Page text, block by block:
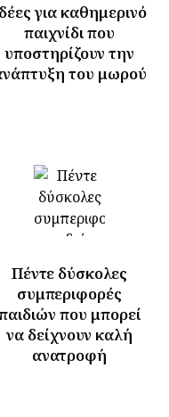
για καθημερινό
παιχνίδι που
υποστηρίζουν την
του μωρού
Πέντε δύσκολες
συμπεριφορές
που μπορεί
να δείχνουν καλή
ανατροφή